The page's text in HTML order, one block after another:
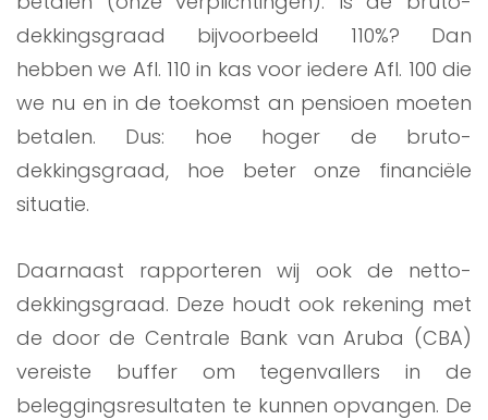
dekkingsgraad bijvoorbeeld 110%? Dan
hebben we Afl. 110 in kas voor iedere Afl. 100 die
we nu en in de toekomst an pensioen moeten
betalen. Dus: hoe hoger de bruto-
dekkingsgraad, hoe beter onze financiële
situatie.
Daarnaast rapporteren wij ook de netto-
dekkingsgraad. Deze houdt ook rekening met
de door de Centrale Bank van Aruba (CBA)
vereiste buffer om tegenvallers in de
beleggingsresultaten te kunnen opvangen. De